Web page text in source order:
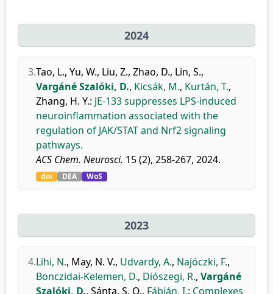
2024
3.Tao, L., Yu, W., Liu, Z., Zhao, D., Lin, S.,
Vargáné Szalóki, D., Kicsák, M., Kurtán, T.,
Zhang, H. Y.: JE-133 suppresses LPS-induced
neuroinflammation associated with the
regulation of JAK/STAT and Nrf2 signaling
pathways.
ACS Chem. Neurosci. 15 (2), 258-267, 2024.
doi DEA WoS
2023
4.Lihi, N., May, N. V., Udvardy, A., Najóczki, F.,
Bonczidai-Kelemen, D., Diószegi, R., Vargáné
Szalóki, D., Sánta, S. O., Fábián, I.: Complexes